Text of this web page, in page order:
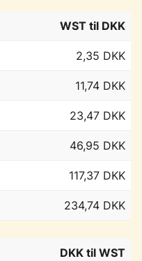
WST til DKK
2,35 DKK
11,74 DKK
23,47 DKK
46,95 DKK
117,37 DKK
234,74 DKK
DKK til WST